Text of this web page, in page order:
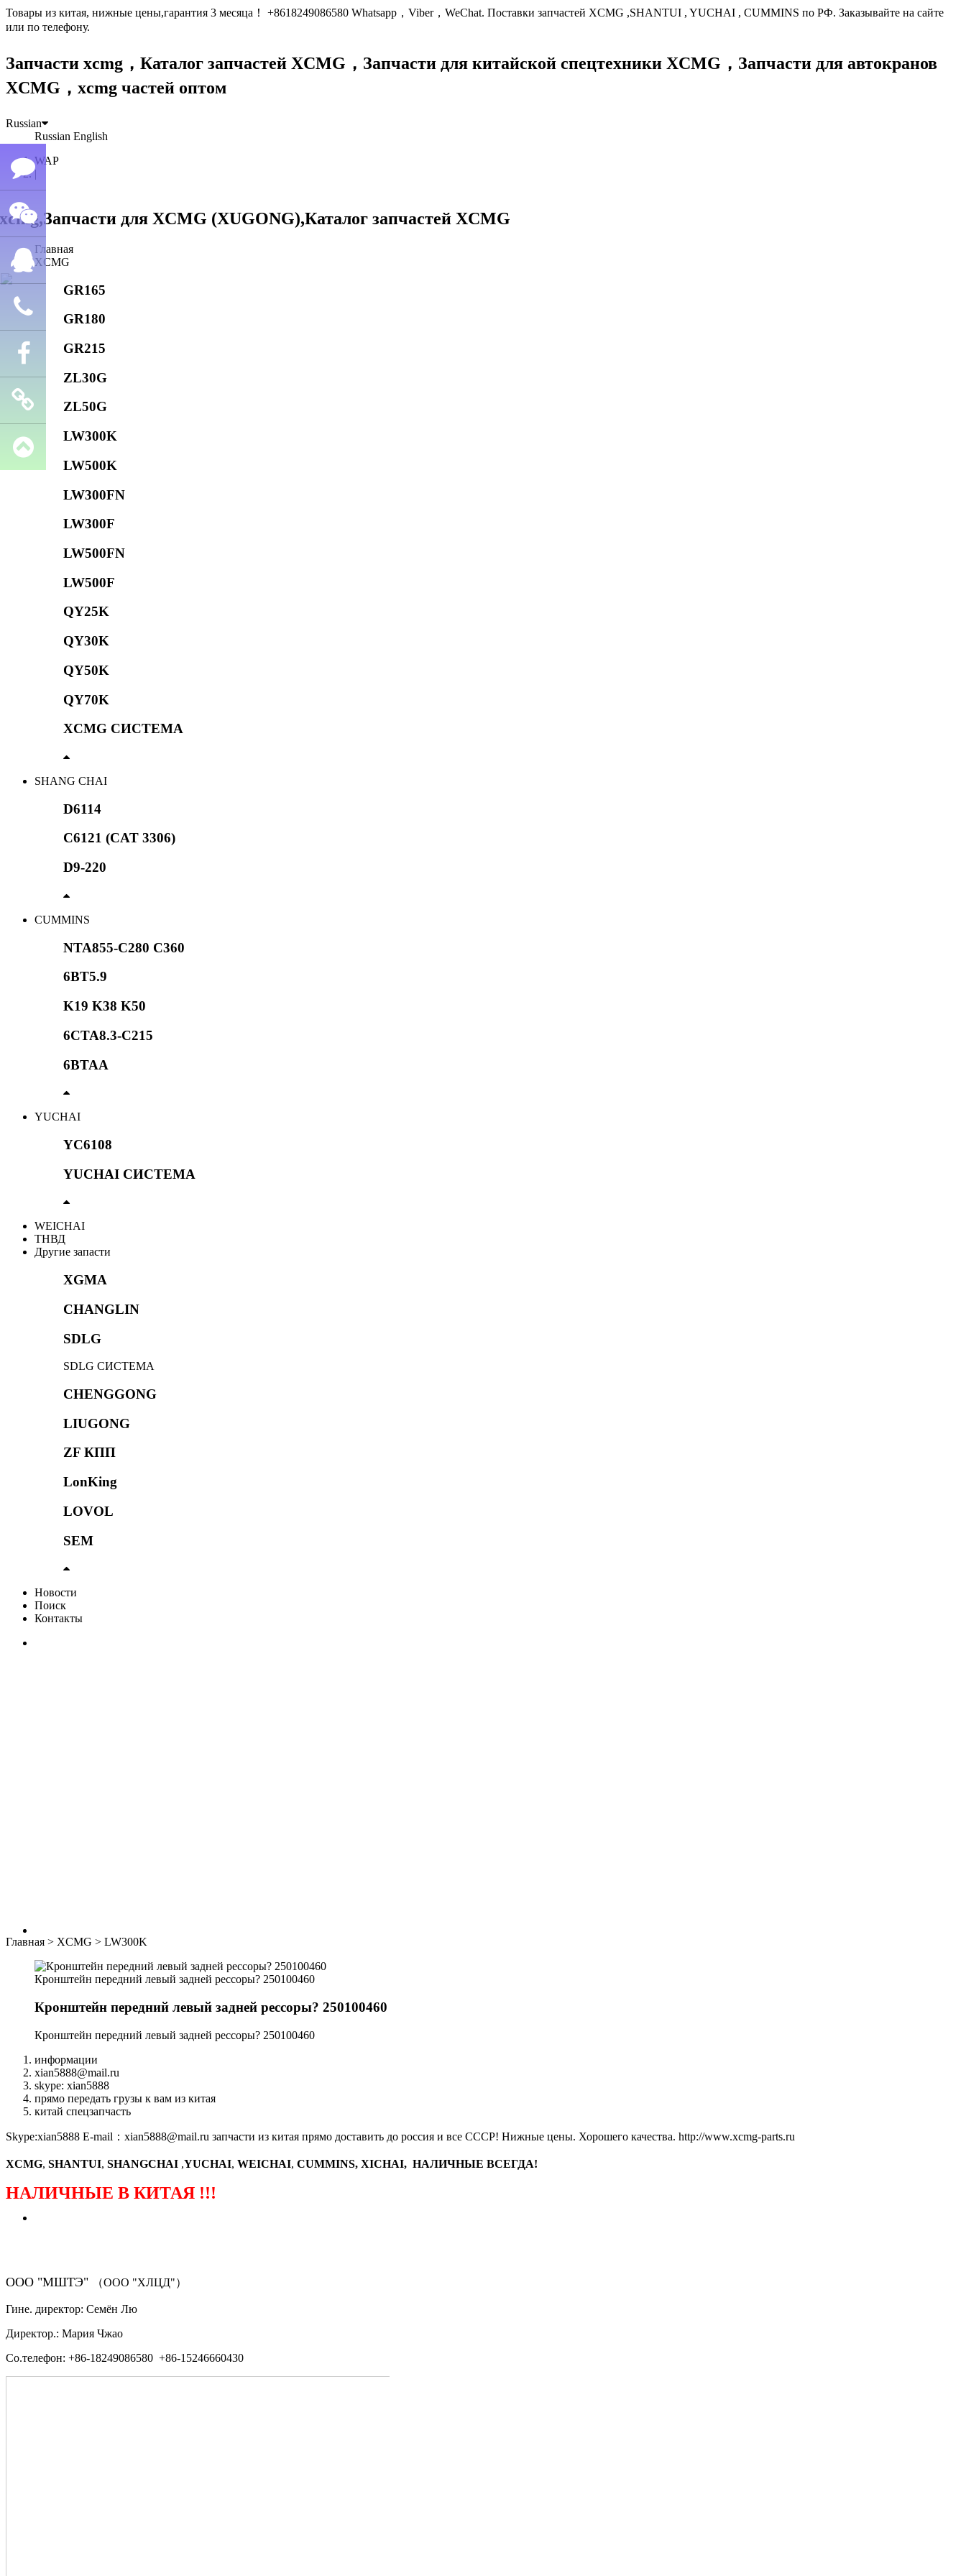
Товары из китая, нижные цены,гарантия 3 месяца！ +8618249086580 Whatsapp，Viber，WeChat. Поставки запчастей XCMG ,SHANTUI , YUCHAI , CUMMINS по РФ. Заказывайте на сайте
или по телефону.
Запчасти xcmg，Каталог запчастей XCMG， Запчасти для китайской спецтехники XCMG， Запчасти для автокранов
XCMG，xcmg частей оптом
Russian
Russian English
WAP
|
Главная
XCMG
GR165
GR180
GR215
ZL30G
ZL50G
LW300K
LW500K
LW300FN
LW300F
LW500FN
LW500F
QY25K
QY30K
QY50K
QY70K
XCMG СИСТЕМА
SHANG CHAI
D6114
C6121 (CAT 3306)
D9-220
CUMMINS
NTA855-C280 C360
6BT5.9
K19 K38 K50
6CTA8.3-C215
6BTAA
YUCHAI
YC6108
YUCHAI СИСТЕМА
WEICHAI
ТНВД
Другие запасти
XGMA
CHANGLIN
SDLG
SDLG СИСТЕМА
CHENGGONG
LIUGONG
ZF КПП
LonKing
LOVOL
SEM
Новости
Поиск
Контакты
Главная > XCMG > LW300K
Кронштейн передний левый задней рессоры? 250100460
Кронштейн передний левый задней рессоры? 250100460
Кронштейн передний левый задней рессоры? 250100460
информации
xian5888@mail.ru
skype: xian5888
прямо передать грузы к вам из китая
китай спецзапчасть
Skype:xian5888 E-mail：xian5888@mail.ru запчасти из китая прямо доставить до россия и все СССР! Нижные цены. Хорошего качества. http://www.xcmg-parts.ru
XCMG, SHANTUI, SHANGCHAI ,YUCHAI, WEICHAI, CUMMINS, XICHAI, НАЛИЧНЫЕ ВСЕГДА!
НАЛИЧНЫЕ В КИТАЯ !!!
（ФОРМА ЗАКАЗА ЗАПЧАСТЕЙ)
ООО "МШТЭ" （ООО "ХЛЦД"）
Гине. директор: Семён Лю
Директор.: Мария Чжао
Со.телефон: +86-18249086580 +86-15246660430
Семён
лю
WeChat
QQ
Телефон
Facebook
Запчасти